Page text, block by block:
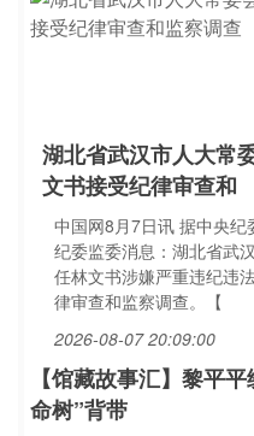
湖北省武汉市人大常
文书接受纪律审查和
中国网8月7日讯 据中央
纪委监委消息：湖北省武
任林文书涉嫌严重违纪违
律审查和监察调查。【
2026-08-07 20:09:00
【馆藏故事汇】黎平
命树”背带